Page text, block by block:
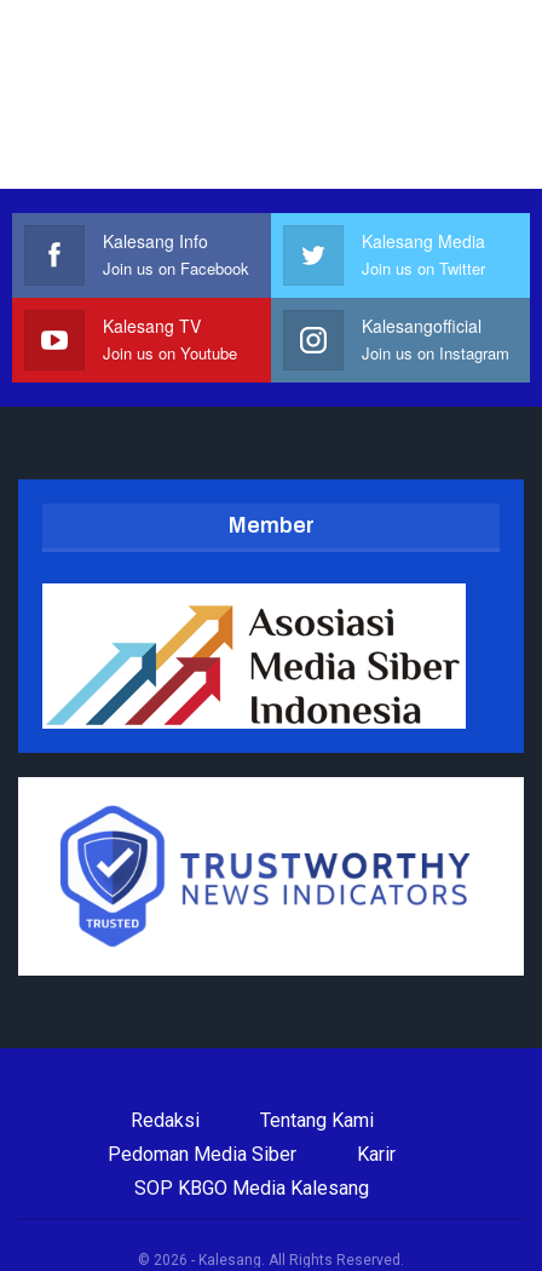
Kalesang Info
Join us on Facebook
Kalesang Media
Join us on Twitter
Kalesang TV
Join us on Youtube
Kalesangofficial
Join us on Instagram
Member
Redaksi
Tentang Kami
Pedoman Media Siber
Karir
SOP KBGO Media Kalesang
© 2026 - Kalesang. All Rights Reserved.